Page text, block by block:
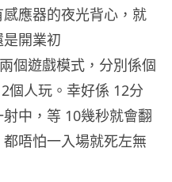
應器的夜光背心，就
開業初
個遊戲模式，分別係個
個人玩。幸好係 12分
中，等 10幾秒就會翻
唔怕一入場就死左無